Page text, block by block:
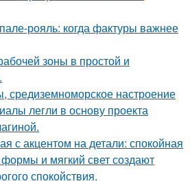
рояль: когда фактуры важнее
зоны в простой и
настроение
легли в основу проекта
с акцентом на детали: спокойная
и мягкий свет создают
спокойствия.